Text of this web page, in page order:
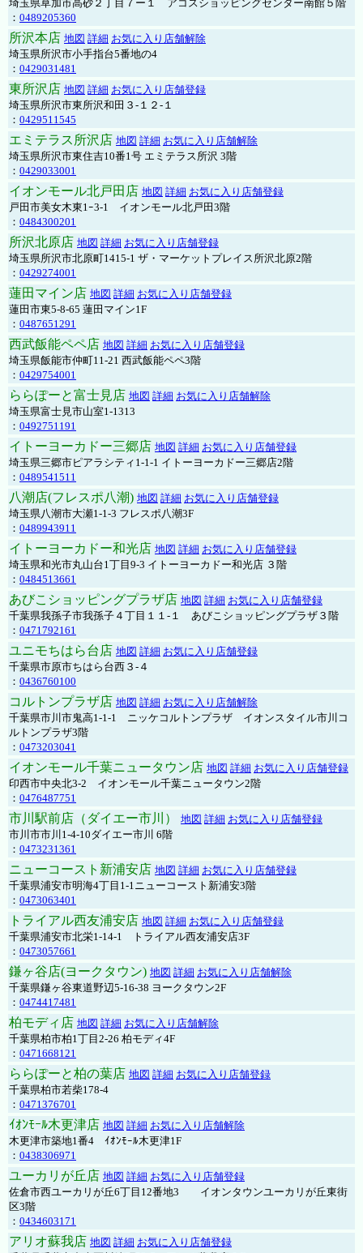
埼玉県草加市高砂２丁目７ー１ アコスショッピングセンター南館５階
： 0489205360
所沢本店 地図 詳細 お気に入り店舗解除
埼玉県所沢市小手指台5番地の4
： 0429031481
東所沢店 地図 詳細 お気に入り店舗登録
埼玉県所沢市東所沢和田３-１２-１
： 0429511545
エミテラス所沢店 地図 詳細 お気に入り店舗解除
埼玉県所沢市東住吉10番1号 エミテラス所沢 3階
： 0429033001
イオンモール北戸田店 地図 詳細 お気に入り店舗登録
戸田市美女木東1ｰ3‐1 イオンモール北戸田3階
： 0484300201
所沢北原店 地図 詳細 お気に入り店舗登録
埼玉県所沢市北原町1415-1 ザ・マーケットプレイス所沢北原2階
： 0429274001
蓮田マイン店 地図 詳細 お気に入り店舗登録
蓮田市東5-8-65 蓮田マイン1F
： 0487651291
西武飯能ペペ店 地図 詳細 お気に入り店舗登録
埼玉県飯能市仲町11-21 西武飯能ペペ3階
： 0429754001
ららぽーと富士見店 地図 詳細 お気に入り店舗解除
埼玉県富士見市山室1-1313
： 0492751191
イトーヨーカドー三郷店 地図 詳細 お気に入り店舗登録
埼玉県三郷市ピアラシティ1-1-1 イトーヨーカドー三郷店2階
： 0489541511
八潮店(フレスポ八潮) 地図 詳細 お気に入り店舗登録
埼玉県八潮市大瀬1-1-3 フレスポ八潮3F
： 0489943911
イトーヨーカドー和光店 地図 詳細 お気に入り店舗登録
埼玉県和光市丸山台1丁目9-3 イトーヨーカドー和光店 ３階
： 0484513661
あびこショッピングプラザ店 地図 詳細 お気に入り店舗登録
千葉県我孫子市我孫子４丁目１１-１ あびこショッピングプラザ３階
： 0471792161
ユニモちはら台店 地図 詳細 お気に入り店舗登録
千葉県市原市ちはら台西３-４
： 0436760100
コルトンプラザ店 地図 詳細 お気に入り店舗解除
千葉県市川市鬼高1-1-1 ニッケコルトンプラザ イオンスタイル市川コ
ルトンプラザ3階
： 0473203041
イオンモール千葉ニュータウン店 地図 詳細 お気に入り店舗登録
印西市中央北3-2 イオンモール千葉ニュータウン2階
： 0476487751
市川駅前店（ダイエー市川） 地図 詳細 お気に入り店舗登録
市川市市川1-4-10ダイエー市川 6階
： 0473231361
ニューコースト新浦安店 地図 詳細 お気に入り店舗登録
千葉県浦安市明海4丁目1-1ニューコースト新浦安3階
： 0473063401
トライアル西友浦安店 地図 詳細 お気に入り店舗登録
千葉県浦安市北栄1-14-1 トライアル西友浦安店3F
： 0473057661
鎌ヶ谷店(ヨークタウン) 地図 詳細 お気に入り店舗解除
千葉県鎌ヶ谷東道野辺5-16-38 ヨークタウン2F
： 0474417481
柏モディ店 地図 詳細 お気に入り店舗解除
千葉県柏市柏1丁目2-26 柏モディ4F
： 0471668121
ららぽーと柏の葉店 地図 詳細 お気に入り店舗登録
千葉県柏市若柴178-4
： 0471376701
ｲｵﾝﾓｰﾙ木更津店 地図 詳細 お気に入り店舗解除
木更津市築地1番4 ｲｵﾝﾓｰﾙ木更津1F
： 0438306971
ユーカリが丘店 地図 詳細 お気に入り店舗登録
佐倉市西ユーカリが丘6丁目12番地3 イオンタウンユーカリが丘東街
区3階
： 0434603171
アリオ蘇我店 地図 詳細 お気に入り店舗登録